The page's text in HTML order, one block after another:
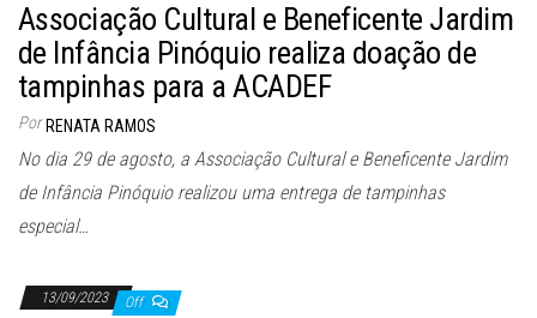
Associação Cultural e Beneficente Jardim
de Infância Pinóquio realiza doação de
tampinhas para a ACADEF
Por RENATA RAMOS
No dia 29 de agosto, a Associação Cultural e Beneficente Jardim
de Infância Pinóquio realizou uma entrega de tampinhas
especial…
13/09/2023 Off